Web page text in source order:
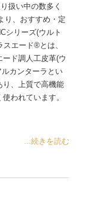
扱い中の数多く
り、おすすめ・定
シリーズ(ウルト
エード®とは、
ド調人工皮革(ウ
カンターラとい
り、上質で高機能
われています。
...続きを読む